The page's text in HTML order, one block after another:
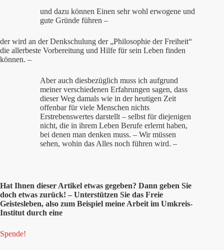
und dazu können Einen sehr wohl erwogene und
gute Gründe führen –
der wird an der Denkschulung der „Philosophie der Freiheit“
die allerbeste Vorbereitung und Hilfe für sein Leben finden
können. –
Aber auch diesbezüglich muss ich aufgrund
meiner verschiedenen Erfahrungen sagen, dass
dieser Weg damals wie in der heutigen Zeit
offenbar für viele Menschen nichts
Erstrebenswertes darstellt – selbst für diejenigen
nicht, die in ihrem Leben Berufe erlernt haben,
bei denen man denken muss. – Wir müssen
sehen, wohin das Alles noch führen wird. –
Hat Ihnen dieser Artikel etwas gegeben? Dann geben Sie
doch etwas zurück! – Unterstützen Sie das Freie
Geistesleben, also zum Beispiel meine Arbeit im Umkreis-
Institut durch eine
Spende!